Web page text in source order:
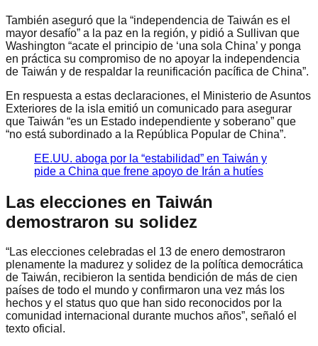
También aseguró que la “independencia de Taiwán es el
mayor desafío” a la paz en la región, y pidió a Sullivan que
Washington “acate el principio de ‘una sola China’ y ponga
en práctica su compromiso de no apoyar la independencia
de Taiwán y de respaldar la reunificación pacífica de China”.
En respuesta a estas declaraciones, el Ministerio de Asuntos
Exteriores de la isla emitió un comunicado para asegurar
que Taiwán “es un Estado independiente y soberano” que
“no está subordinado a la República Popular de China”.
EE.UU. aboga por la “estabilidad” en Taiwán y
pide a China que frene apoyo de Irán a hutíes
Las elecciones en Taiwán
demostraron su solidez
“Las elecciones celebradas el 13 de enero demostraron
plenamente la madurez y solidez de la política democrática
de Taiwán, recibieron la sentida bendición de más de cien
países de todo el mundo y confirmaron una vez más los
hechos y el status quo que han sido reconocidos por la
comunidad internacional durante muchos años”, señaló el
texto oficial.